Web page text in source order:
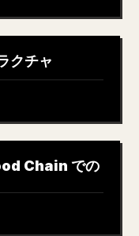
クチャ
Chain での